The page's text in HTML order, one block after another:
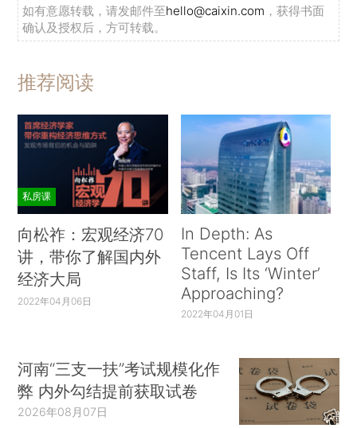
如有意愿转载，请发邮件至hello@caixin.com ，获得书面
确认及授权后，方可转载。
推荐阅读
私房课
向松祚：宏观经济70
讲，带你了解国内外
经济大局
2022年04月06日
In Depth: As
Tencent Lays Off
Staff, Is Its ‘Winter’
Approaching?
2022年04月01日
河南“三支一扶”考试规模化作
弊 内外勾结提前获取试卷
2026年08月07日